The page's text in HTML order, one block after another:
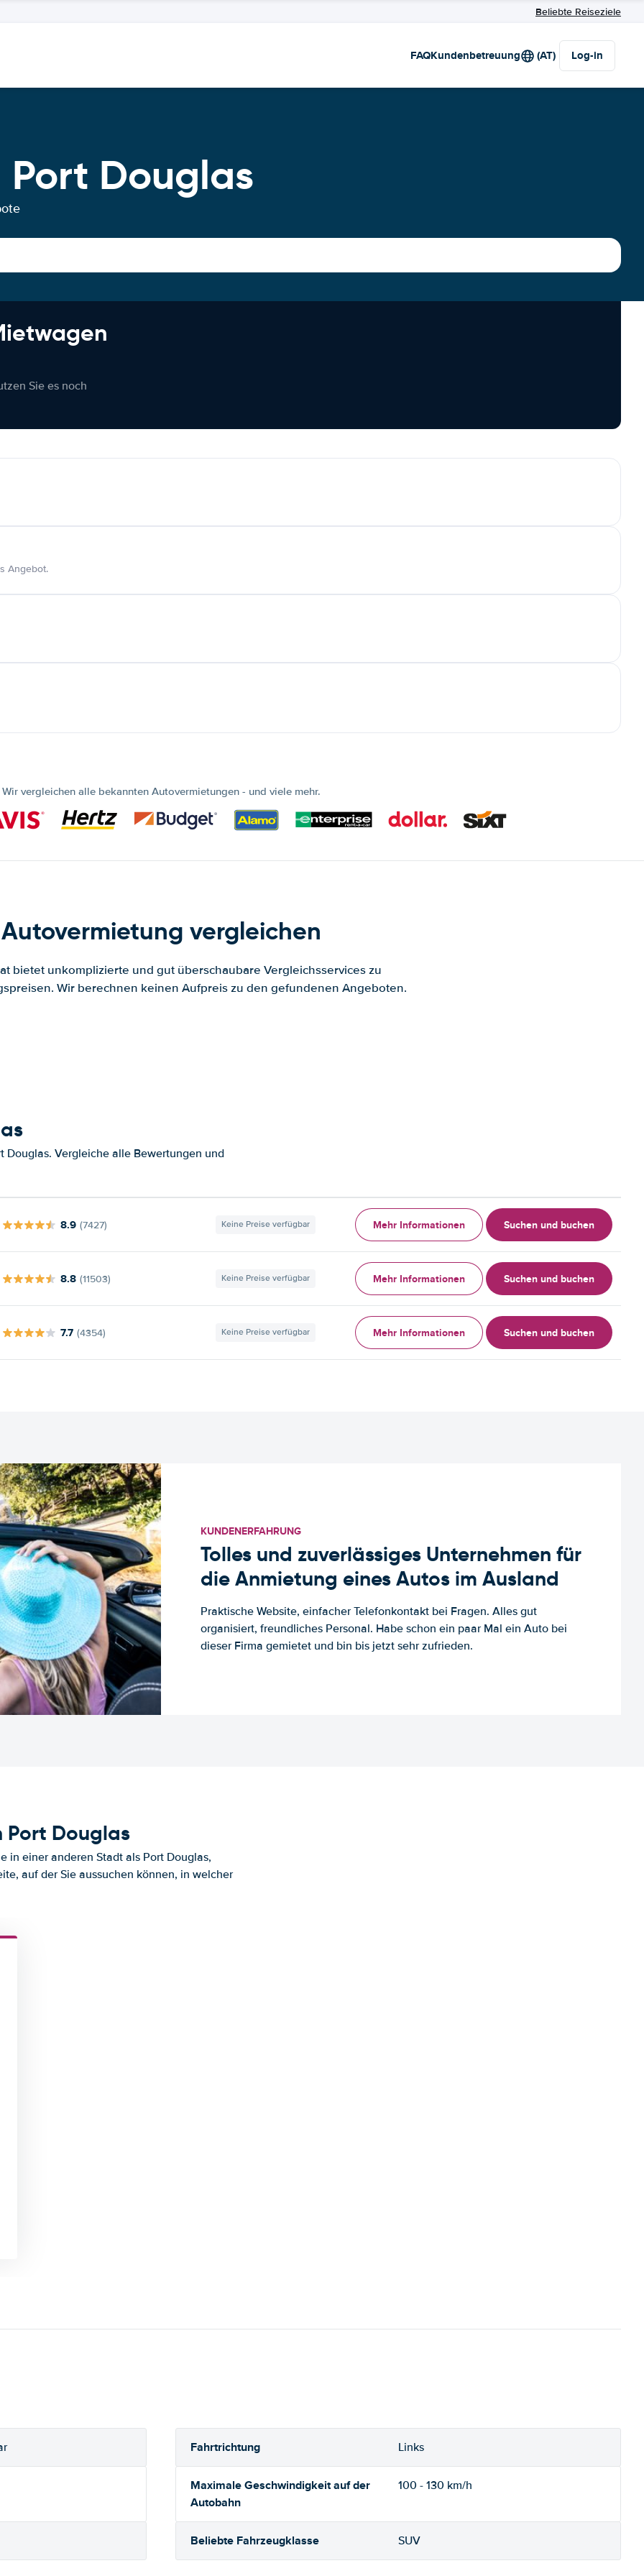
Beliebte Reiseziele
FAQKundenbetreuung (AT) Log-in
Douglas
Sie es noch
Angebot.
Wir vergleichen alle bekannten Autovermietungen - und viele mehr.
Autovermietung vergleichen
bietet unkomplizierte und gut überschaubare Vergleichsservices zu
Wir berechnen keinen Aufpreis zu den gefundenen Angeboten.
Vergleiche alle Bewertungen und
8.9 (7427) Keine Preise verfügbar Mehr Informationen Suchen und buchen
8.8 (11503) Keine Preise verfügbar Mehr Informationen Suchen und buchen
7.7 (4354) Keine Preise verfügbar Mehr Informationen Suchen und buchen
KUNDENERFAHRUNG
Tolles und zuverlässiges Unternehmen für
die Anmietung eines Autos im Ausland
Praktische Website, einfacher Telefonkontakt bei Fragen. Alles gut
organisiert, freundliches Personal. Habe schon ein paar Mal ein Auto bei
dieser Firma gemietet und bin bis jetzt sehr zufrieden.
Port Douglas
in einer anderen Stadt als Port Douglas,
auf der Sie aussuchen können, in welcher
Fahrtrichtung Links
Maximale Geschwindigkeit auf der
Autobahn
100 - 130 km/h
Beliebte Fahrzeugklasse SUV